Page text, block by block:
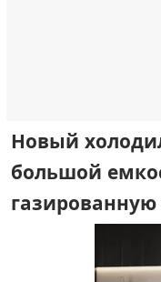
Новый
большой